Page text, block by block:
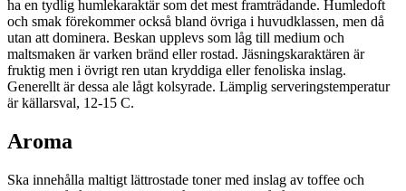
ha en tydlig humlekaraktär som det mest framträdande. Humledoft
och smak förekommer också bland övriga i huvudklassen, men då
utan att dominera. Beskan upplevs som låg till medium och
maltsmaken är varken bränd eller rostad. Jäsningskaraktären är
fruktig men i övrigt ren utan kryddiga eller fenoliska inslag.
Generellt är dessa ale lågt kolsyrade. Lämplig serveringstemperatur
är källarsval, 12-15 C.
Aroma
Ska innehålla maltigt lättrostade toner med inslag av toffee och